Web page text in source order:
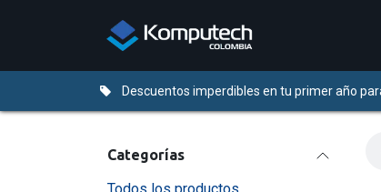
Descuentos imperdibles en tu primer año
Categorías